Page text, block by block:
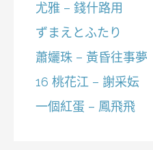
尤雅 – 錢什路用
ずまえとふたり
蕭孋珠 – 黃昏往事夢
16 桃花江 – 謝采妘
一個紅蛋 – 鳳飛飛